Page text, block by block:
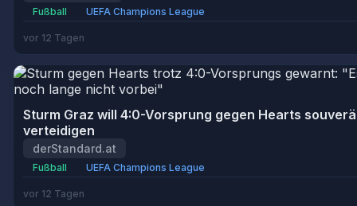
Fußball UEFA Champions League
vor 12 Tagen
Sturm Graz will 4:0-Vorsprung gegen Hearts
verteidigen
derStandard.at
Fußball UEFA Champions League
vor 12 Tagen